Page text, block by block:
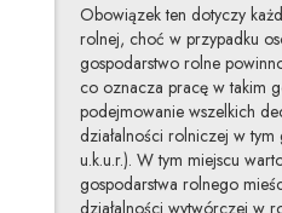
Obowiązek ten dotyczy
rolnej, choć w przypadku
gospodarstwo rolne
co oznacza pracę w takim
podejmowanie wszelkich
działalności rolniczej w tym
u.k.u.r.). W tym miejscu
gospodarstwa rolnego
działalności wytwórczej w